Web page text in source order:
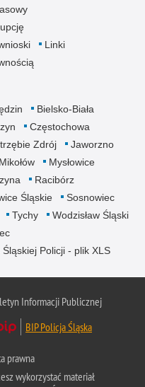
Linki
Bielsko-Biała
Częstochowa
Zdrój
Jaworzno
Mikołów
Mysłowice
Racibórz
Śląskie
Sosnowiec
Tychy
Wodzisław Śląski
Policji - plik XLS
Informacji Publicznej
BIP Policja Śląska
prawna
wykorzystać materiał